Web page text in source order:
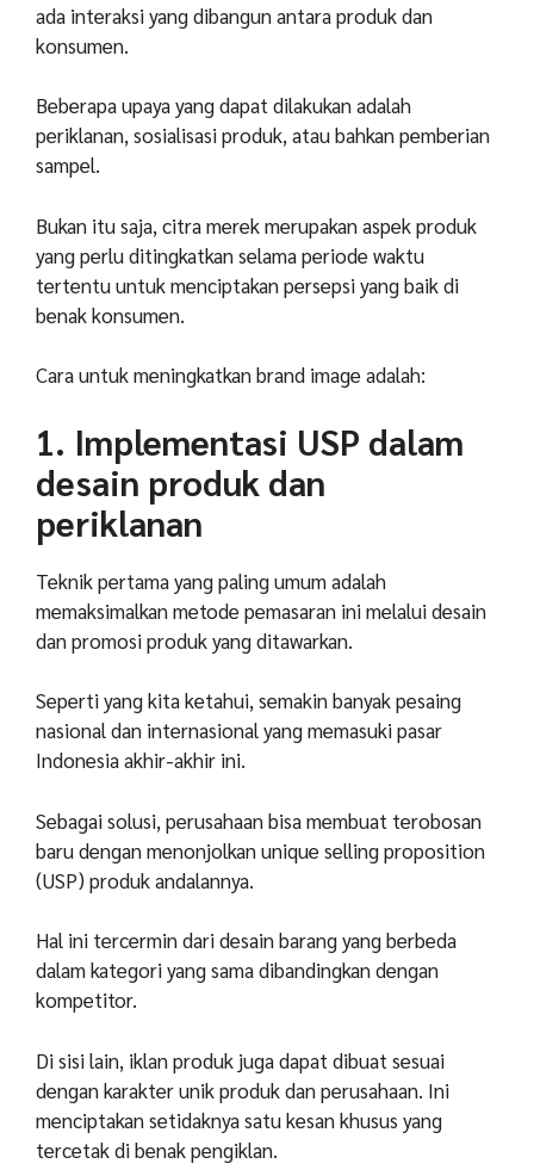
ada interaksi yang dibangun antara produk dan
konsumen.
Beberapa upaya yang dapat dilakukan adalah
periklanan, sosialisasi produk, atau bahkan pemberian
sampel.
Bukan itu saja, citra merek merupakan aspek produk
yang perlu ditingkatkan selama periode waktu
tertentu untuk menciptakan persepsi yang baik di
benak konsumen.
Cara untuk meningkatkan brand image adalah:
1. Implementasi USP dalam
desain produk dan
periklanan
Teknik pertama yang paling umum adalah
memaksimalkan metode pemasaran ini melalui desain
dan promosi produk yang ditawarkan.
Seperti yang kita ketahui, semakin banyak pesaing
nasional dan internasional yang memasuki pasar
Indonesia akhir-akhir ini.
Sebagai solusi, perusahaan bisa membuat terobosan
baru dengan menonjolkan unique selling proposition
(USP) produk andalannya.
Hal ini tercermin dari desain barang yang berbeda
dalam kategori yang sama dibandingkan dengan
kompetitor.
Di sisi lain, iklan produk juga dapat dibuat sesuai
dengan karakter unik produk dan perusahaan. Ini
menciptakan setidaknya satu kesan khusus yang
tercetak di benak pengiklan.